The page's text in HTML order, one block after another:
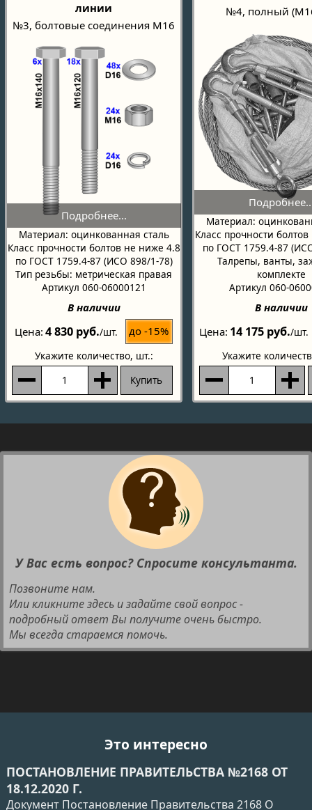
линии
№3, болтовые соединения М16
Материал: оцинкованная сталь
Класс прочности болтов не ниже 4.8
по ГОСТ 1759.4-87 (ИСО 898/1-78)
Тип резьбы: метрическая правая
Артикул 060-06000121
В наличии
Цена 4 830 руб./шт. до -15%
Укажите количество, шт.:
Купить
№4, полный
Материал:
Класс прочности
по ГОСТ 1759.4-87
Талрепы, ванты,
комплекте
Артикул 060-
В наличии
Цена 14 175 руб./шт.
Укажите
У Вас есть вопрос? Спросите консультанта.
Позвоните нам.
Или кликните здесь и задайте свой вопрос -
подробный ответ Вы получите очень быстро.
Мы всегда стараемся помочь.
Это интересно
ПОСТАНОВЛЕНИЕ ПРАВИТЕЛЬСТВА №2168 ОТ
18.12.2020 Г.
Документ Постановление Правительства 2168 О